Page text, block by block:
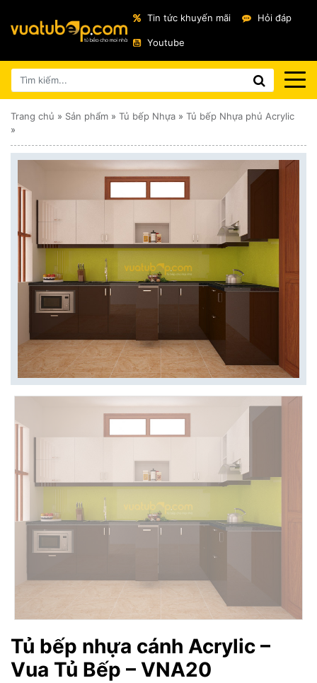
Tin tức khuyến mãi Hỏi đáp
Youtube
Trang chủ » Sản phẩm » Tủ bếp Nhựa » Tủ bếp Nhựa phủ Acrylic
»
Tủ bếp nhựa cánh Acrylic –
Vua Tủ Bếp – VNA20